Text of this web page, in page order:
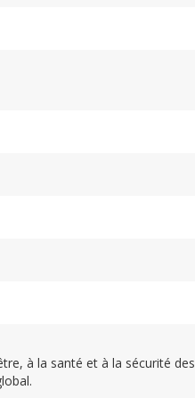
à la santé et à la sécurité des